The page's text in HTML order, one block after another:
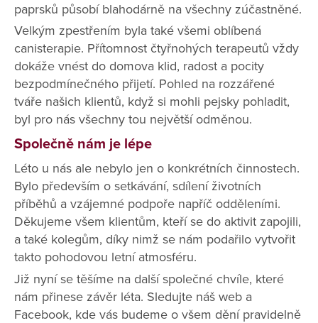
paprsků působí blahodárně na všechny zúčastněné.
Velkým zpestřením byla také všemi oblíbená
canisterapie. Přítomnost čtyřnohých terapeutů vždy
dokáže vnést do domova klid, radost a pocity
bezpodmínečného přijetí. Pohled na rozzářené
tváře našich klientů, když si mohli pejsky pohladit,
byl pro nás všechny tou největší odměnou.
Společně nám je lépe
Léto u nás ale nebylo jen o konkrétních činnostech.
Bylo především o setkávání, sdílení životních
příběhů a vzájemné podpoře napříč odděleními.
Děkujeme všem klientům, kteří se do aktivit zapojili,
a také kolegům, díky nimž se nám podařilo vytvořit
takto pohodovou letní atmosféru.
Již nyní se těšíme na další společné chvíle, které
nám přinese závěr léta. Sledujte náš web a
Facebook, kde vás budeme o všem dění pravidelně